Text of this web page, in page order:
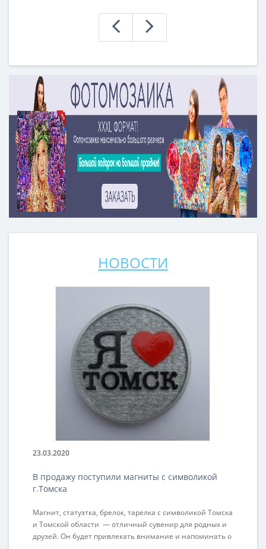
НОВОСТИ
23.03.2020
В продажу поступили магниты с символикой
г.Томска
Магнит, статуэтка, брелок, тарелка с символикой Томска
и Томской области — отличный сувенир для родных и
друзей. Он будет привлекать внимание и напоминать о